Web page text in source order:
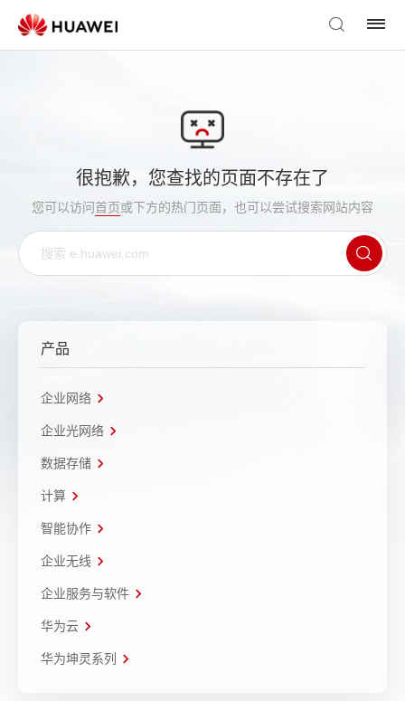
很抱歉，您查找的页面不存在了
您可以访问首页或下方的热门页面，也可以尝试搜索网站内容
产品
企业网络
企业光网络
数据存储
计算
智能协作
企业无线
企业服务与软件
华为云
华为坤灵系列